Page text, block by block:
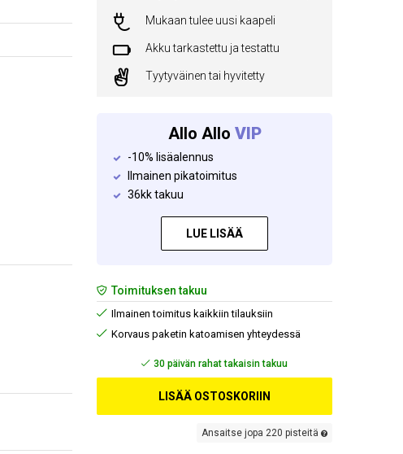
Mukaan tulee uusi kaapeli
Akku tarkastettu ja testattu
Tyytyväinen tai hyvitetty
Allo Allo VIP
-10% lisäalennus
Ilmainen pikatoimitus
36kk takuu
LUE LISÄÄ
Toimituksen takuu
Ilmainen toimitus kaikkiin tilauksiin
Korvaus paketin katoamisen yhteydessä
Ilmainen toimitus
LISÄÄ OSTOSKORIIN
Ansaitse jopa 220 pisteitä